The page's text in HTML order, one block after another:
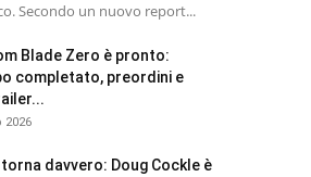
Secondo un nuovo report...
Blade Zero è pronto:
completato, preordini e
2026
davvero: Doug Cockle è